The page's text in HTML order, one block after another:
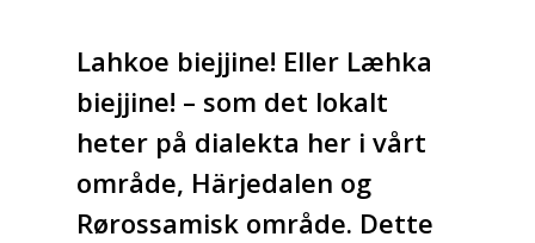
Lahkoe biejjine! Eller Læhka
biejjine! – som det lokalt
heter på dialekta her i vårt
område, Härjedalen og
Rørossamisk område. Dette